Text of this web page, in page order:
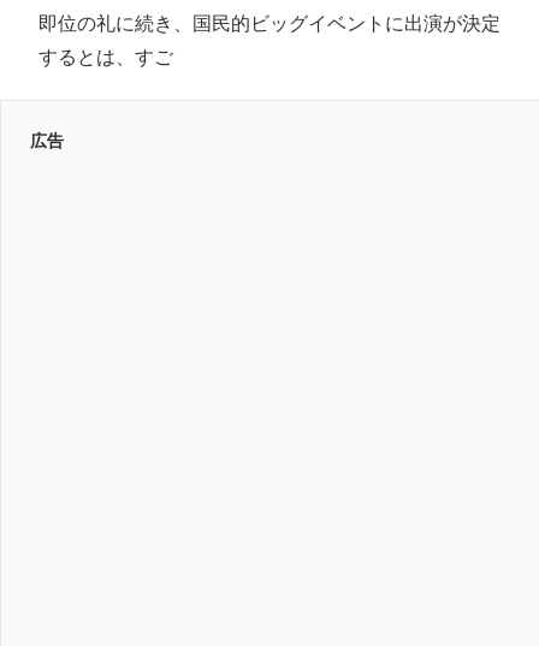
即位の礼に続き、国民的ビッグイベントに出演が決定
するとは、すご
広告